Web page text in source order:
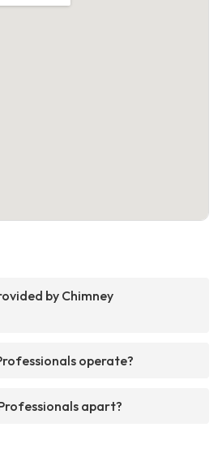
by Chimney
operate?
apart?